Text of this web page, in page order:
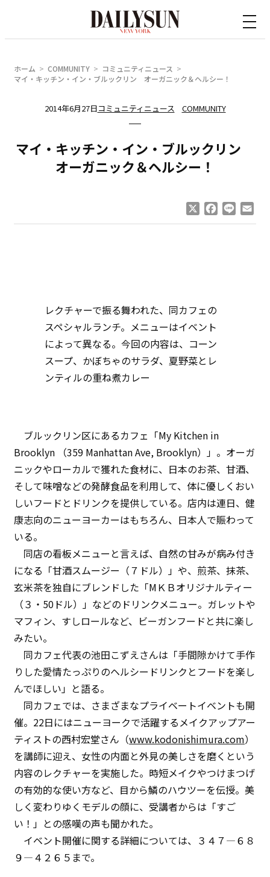
ホーム COMMUNITY
コミュニティニュース
マイ・キッチン・イン・ブルックリン オーガニック＆ヘルシー！
2014年6月27日コミュニティニュース COMMUNITY
マイ・キッチン・イン・ブルックリン
オーガニック＆ヘルシー！
Facebook
Line
レクチャーで振る舞われた、同カフェの
スペシャルランチ。メニューはイベント
によって異なる。今回の内容は、コーン
スープ、かぼちゃのサラダ、夏野菜とレ
ンティルの重ね煮カレー
ブルックリン区にあるカフェ「My Kitchen in
Brooklyn （359 Manhattan Ave, Brooklyn）」。オーガ
ニックやローカルで獲れた食材に、日本のお茶、甘酒、
そして味噌などの発酵食品を利用して、体に優しくおい
しいフードとドリンクを提供している。店内は連日、健
康志向のニューヨーカーはもちろん、日本人で賑わって
いる。
同店の看板メニューと言えば、自然の甘みが病み付き
になる「甘酒スムージー（７ドル）」や、煎茶、抹茶、
玄米茶を独自にブレンドした「MＫＢオリジナルティー
（３・50ドル）」などのドリンクメニュー。ガレットや
マフィン、すしロールなど、ビーガンフードと共に楽し
みたい。
同カフェ代表の池田こずえさんは「手間隙かけて手作
りした愛情たっぷりのヘルシードリンクとフードを楽し
んでほしい」と語る。
同カフェでは、さまざまなプライベートイベントも開
催。22日にはニューヨークで活躍するメイクアップアー
ティストの西村宏堂さん（www.kodonishimura.com）
を講師に迎え、女性の内面と外見の美しさを磨くという
内容のレクチャーを実施した。時短メイクやつけまつげ
の有効的な使い方など、目から鱗のハウツーを伝授。美
しく変わりゆくモデルの顔に、受講者からは「すご
い！」との感嘆の声も聞かれた。
イベント開催に関する詳細については、３４７―６８
９―４２６５まで。